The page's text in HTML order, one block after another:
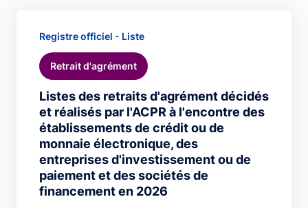
Listes des retraits d'agrément décidés
et réalisés par l'ACPR à l'encontre des
établissements de crédit ou de
monnaie électronique, des
entreprises d'investissement ou de
paiement et des sociétés de
financement en 2026
Registre officiel - Liste
Retrait d'agrément